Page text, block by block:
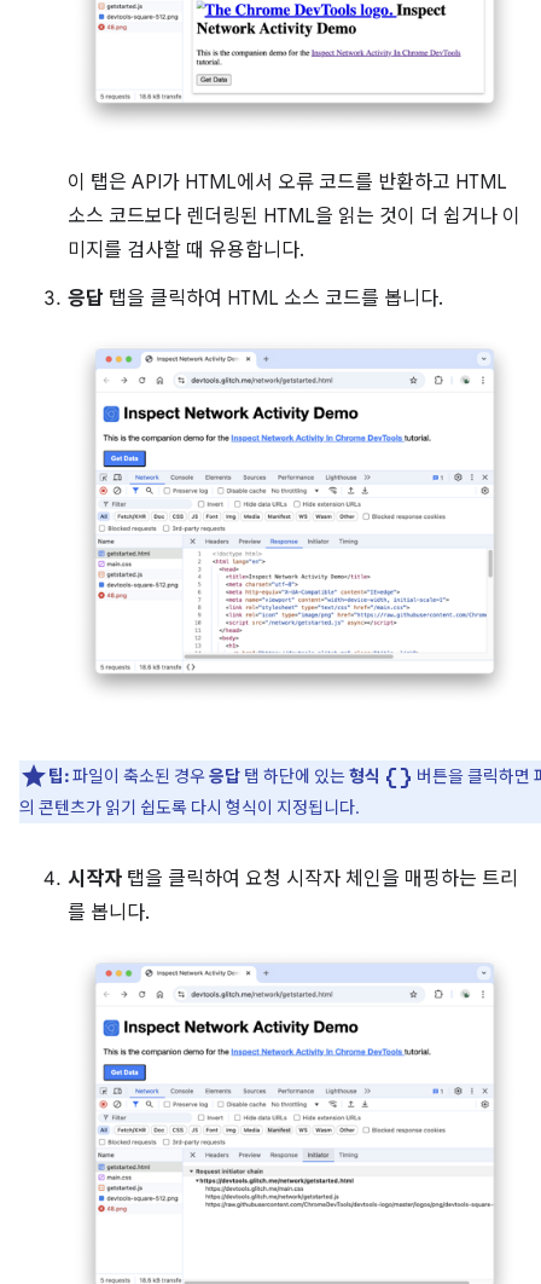
이 탭은 API가 HTML에서 오류 코드를 반환하고 HTML
소스 코드보다 렌더링된 HTML을 읽는 것이 더 쉽거나 이
미지를 검사할 때 유용합니다.
응답 탭을 클릭하여 HTML 소스 코드를 봅니다.
팁:파일이 축소된 경우응답 탭 하단에 있는형식 data_object 버튼을 클릭하면
의 콘텐츠가 읽기 쉽도록 다시 형식이 지정됩니다.
시작자 탭을 클릭하여 요청 시작자 체인을 매핑하는 트리
를 봅니다.